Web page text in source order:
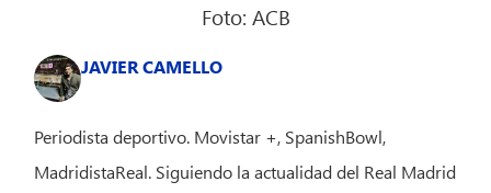
Foto: ACB
JAVIER CAMELLO
Periodista deportivo. Movistar +, SpanishBowl,
MadridistaReal. Siguiendo la actualidad del Real Madrid